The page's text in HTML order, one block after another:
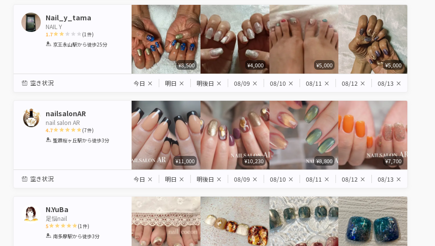
Nail_y_tama
NAIL Y
1.7
1 2 3 4 5
(1 件)
京王永山駅から徒歩25分
¥8,500 ¥4,000 ¥5,000 ¥5,000
空き状況 今日 × 明日 × 明後日 × 08/09 × 08/10 × 08/11 × 08/12 × 08/13 ×
nailsalonAR
nail salon AR
4.7
1 2 3 4 5
(7件)
聖蹟桜ヶ丘駅から徒歩3分
¥11,000 ¥10,230 ¥8,800 ¥7,700
空き状況 今日 × 明日 × 明後日 × 08/09 × 08/10 × 08/11 × 08/12 × 08/13 ×
N.YuBa
足悩nail
5
1 2 3 4 5
(1 件)
南多摩駅から徒歩3分